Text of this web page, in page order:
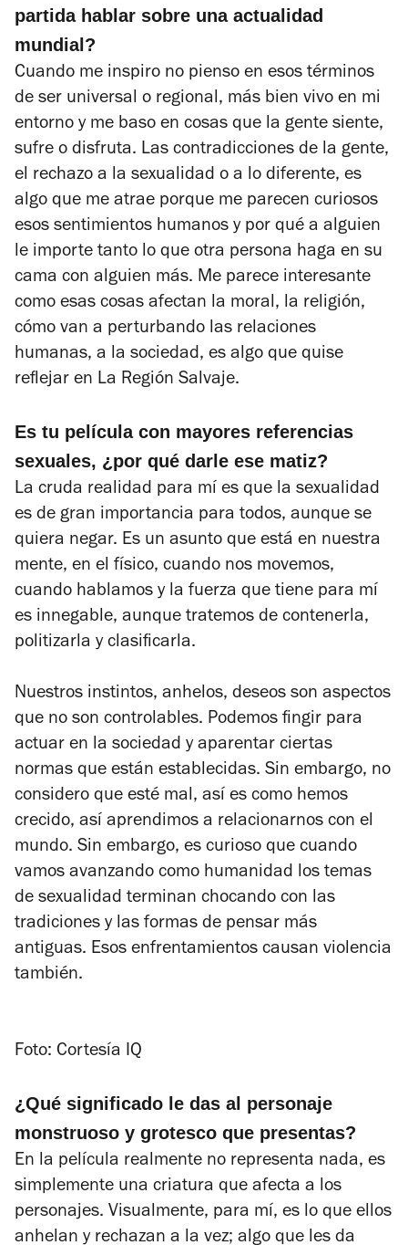
partida hablar sobre una actualidad
mundial?
Cuando me inspiro no pienso en esos términos
de ser universal o regional, más bien vivo en mi
entorno y me baso en cosas que la gente siente,
sufre o disfruta. Las contradicciones de la gente,
el rechazo a la sexualidad o a lo diferente, es
algo que me atrae porque me parecen curiosos
esos sentimientos humanos y por qué a alguien
le importe tanto lo que otra persona haga en su
cama con alguien más. Me parece interesante
como esas cosas afectan la moral, la religión,
cómo van a perturbando las relaciones
humanas, a la sociedad, es algo que quise
reflejar en La Región Salvaje.
Es tu película con mayores referencias
sexuales, ¿por qué darle ese matiz?
La cruda realidad para mí es que la sexualidad
es de gran importancia para todos, aunque se
quiera negar. Es un asunto que está en nuestra
mente, en el físico, cuando nos movemos,
cuando hablamos y la fuerza que tiene para mí
es innegable, aunque tratemos de contenerla,
politizarla y clasificarla.
Nuestros instintos, anhelos, deseos son aspectos
que no son controlables. Podemos fingir para
actuar en la sociedad y aparentar ciertas
normas que están establecidas. Sin embargo, no
considero que esté mal, así es como hemos
crecido, así aprendimos a relacionarnos con el
mundo. Sin embargo, es curioso que cuando
vamos avanzando como humanidad los temas
de sexualidad terminan chocando con las
tradiciones y las formas de pensar más
antiguas. Esos enfrentamientos causan violencia
también.
Foto: Cortesía IQ
¿Qué significado le das al personaje
monstruoso y grotesco que presentas?
En la película realmente no representa nada, es
simplemente una criatura que afecta a los
personajes. Visualmente, para mí, es lo que ellos
anhelan y rechazan a la vez; algo que les da